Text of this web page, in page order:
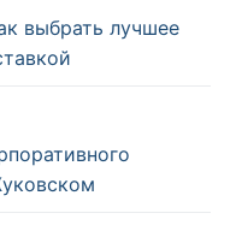
выбрать лучшее